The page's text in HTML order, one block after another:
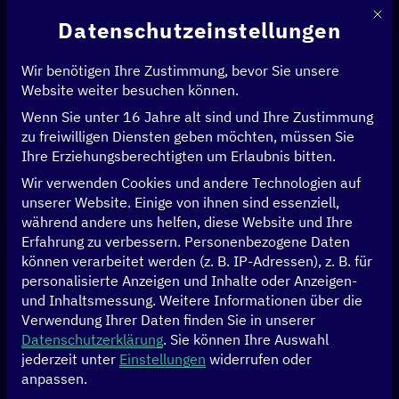
Startseite > News & Artikel >
Sammelband: Digital Work in the Planetary Market
WIRTSCHAFT
Sammelband: Digital
Work in the
Planetary Market
Mit
Datenschutzeinstellungen
Wir benötigen Ihre Zustimmung, bevor Sie unsere
Website weiter besuchen können.
Wenn Sie unter 16 Jahre alt sind und Ihre Zustimmung
zu freiwilligen Diensten geben möchten, müssen Sie
Ihre Erziehungsberechtigten um Erlaubnis bitten.
Wir verwenden Cookies und andere Technologien auf
unserer Website. Einige von ihnen sind essenziell,
während andere uns helfen, diese Website und Ihre
Erfahrung zu verbessern. Personenbezogene Daten
können verarbeitet werden (z. B. IP-Adressen), z. B. für
personalisierte Anzeigen und Inhalte oder Anzeigen-
und Inhaltsmessung. Weitere Informationen über die
Verwendung Ihrer Daten finden Sie in unserer
Datenschutzerklärung. Sie können Ihre Auswahl
jederzeit unter Einstellungen widerrufen oder
anpassen.